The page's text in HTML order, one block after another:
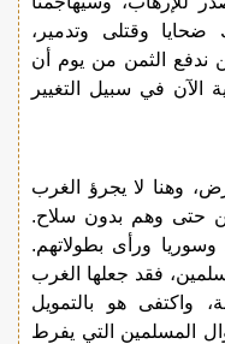
ضحايا وقتلى وتدمير،
ندفع الثمن من يوم أن
الآن في سبيل التغيير
وهنا لا يجرؤ الغرب
حتى وهم بدون سلاح.
ورأى بطولاتهم.
فقد جعلها الغرب
واكتفى هو بالتمويل
المسلمين التي يفرط